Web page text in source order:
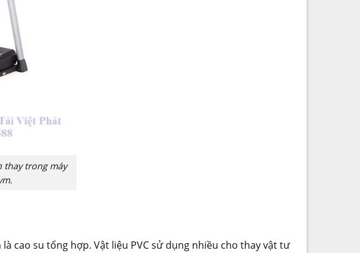
thay trong máy
cao su tổng hợp. Vật liệu PVC sử dụng nhiều cho thay vật tư